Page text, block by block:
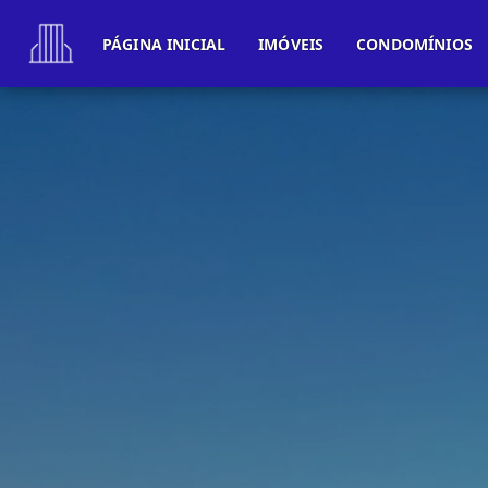
PÁGINA INICIAL IMÓVEIS CONDOMÍNIOS